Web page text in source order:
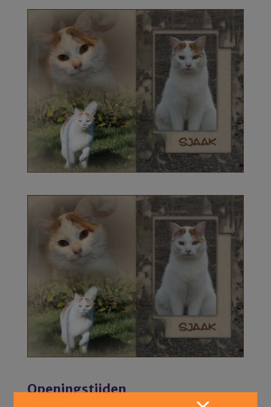
Openingstijden